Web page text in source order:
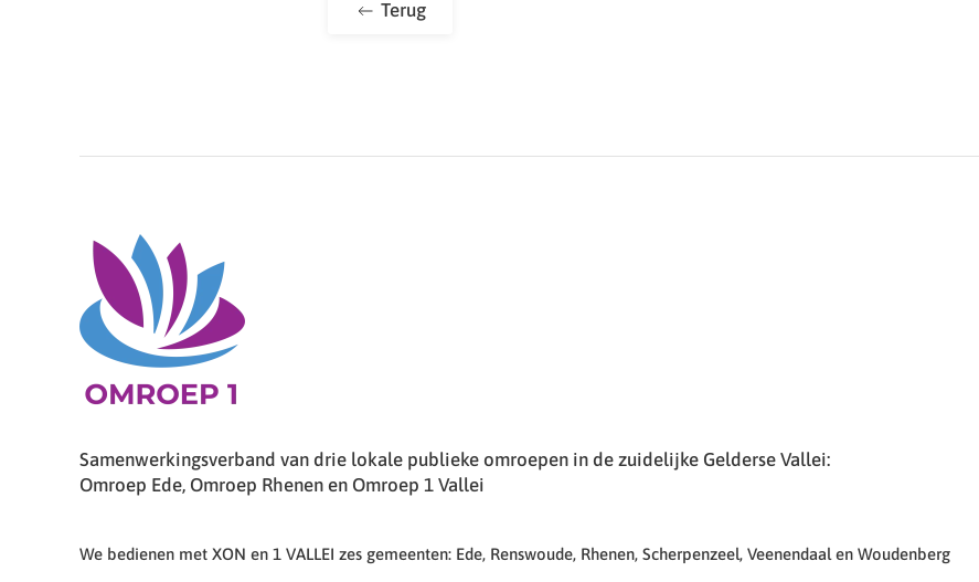
Terug
Samenwerkingsverband van drie lokale publieke omroepen in de zuidelijke Gelderse Vallei:
Omroep Ede, Omroep Rhenen en Omroep 1 Vallei
We bedienen met XON en 1 VALLEI zes gemeenten: Ede, Renswoude, Rhenen, Scherpenzeel, Veenendaal en Woudenberg